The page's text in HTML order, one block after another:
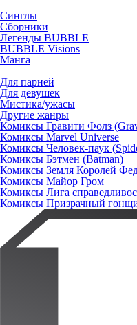
Синглы
Сборники
Легенды BUBBLE
BUBBLE Visions
Манга
Для парней
Для девушек
Мистика/ужасы
Другие жанры
Комиксы Гравити Фолз
Комиксы Marvel Universe
Комиксы Человек-паук
Комиксы Бэтмен (Batman)
Комиксы Земля Королей
Комиксы Майор Гром
Комиксы Лига
Комиксы Призрачный